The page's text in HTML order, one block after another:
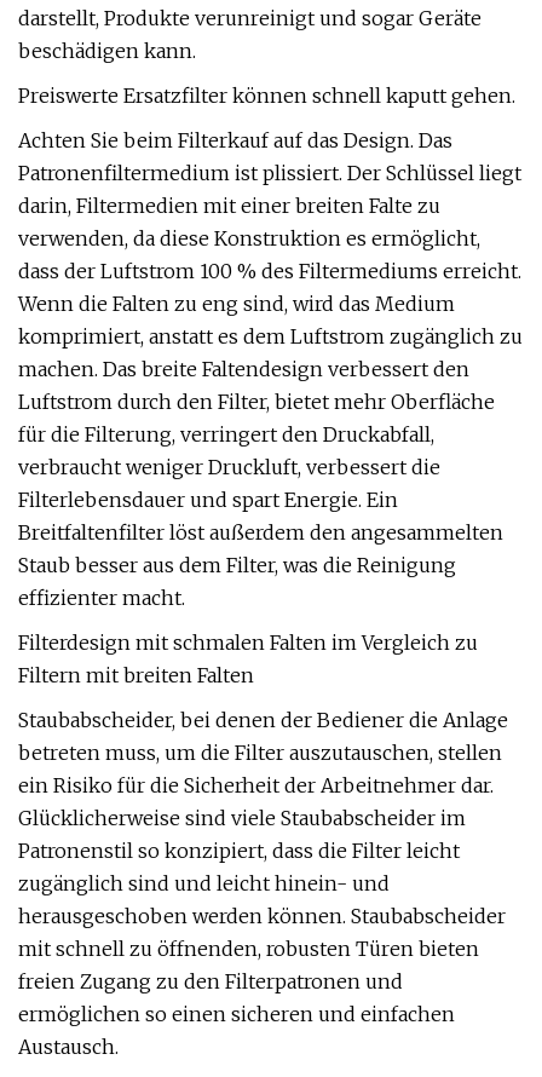
darstellt, Produkte verunreinigt und sogar Geräte
beschädigen kann.
Preiswerte Ersatzfilter können schnell kaputt gehen.
Achten Sie beim Filterkauf auf das Design. Das
Patronenfiltermedium ist plissiert. Der Schlüssel liegt
darin, Filtermedien mit einer breiten Falte zu
verwenden, da diese Konstruktion es ermöglicht,
dass der Luftstrom 100 % des Filtermediums erreicht.
Wenn die Falten zu eng sind, wird das Medium
komprimiert, anstatt es dem Luftstrom zugänglich zu
machen. Das breite Faltendesign verbessert den
Luftstrom durch den Filter, bietet mehr Oberfläche
für die Filterung, verringert den Druckabfall,
verbraucht weniger Druckluft, verbessert die
Filterlebensdauer und spart Energie. Ein
Breitfaltenfilter löst außerdem den angesammelten
Staub besser aus dem Filter, was die Reinigung
effizienter macht.
Filterdesign mit schmalen Falten im Vergleich zu
Filtern mit breiten Falten
Staubabscheider, bei denen der Bediener die Anlage
betreten muss, um die Filter auszutauschen, stellen
ein Risiko für die Sicherheit der Arbeitnehmer dar.
Glücklicherweise sind viele Staubabscheider im
Patronenstil so konzipiert, dass die Filter leicht
zugänglich sind und leicht hinein- und
herausgeschoben werden können. Staubabscheider
mit schnell zu öffnenden, robusten Türen bieten
freien Zugang zu den Filterpatronen und
ermöglichen so einen sicheren und einfachen
Austausch.